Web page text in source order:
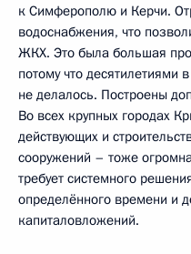
к Симферополю и Керчи.
водоснабжения, что
ЖКХ. Это была большая
потому что десятилетиями
не делалось. Построены
Во всех крупных городах
действующих и
сооружений – тоже
требует системного
определённого времени и
капиталовложений.